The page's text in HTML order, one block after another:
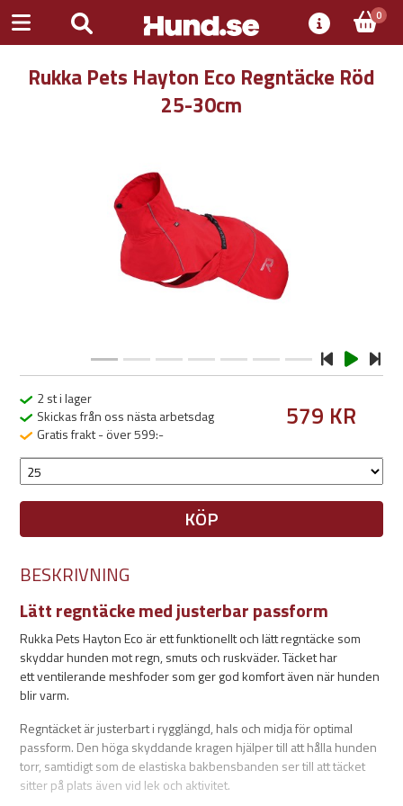
0
Rukka Pets Hayton Eco Regntäcke Röd
25-30cm
2 st i lager
Skickas från oss nästa arbetsdag
Gratis frakt - över 599:-
579 KR
KÖP
BESKRIVNING
Lätt regntäcke med justerbar passform
Rukka Pets Hayton Eco är ett funktionellt och lätt regntäcke som
skyddar hunden mot regn, smuts och ruskväder. Täcket har
ett ventilerande meshfoder som ger god komfort även när hunden
blir varm.
Regntäcket är justerbart i rygglängd, hals och midja för optimal
passform. Den höga skyddande kragen hjälper till att hålla hunden
torr, samtidigt som de elastiska bakbensbanden ser till att täcket
sitter på plats även vid lek och aktivitet.